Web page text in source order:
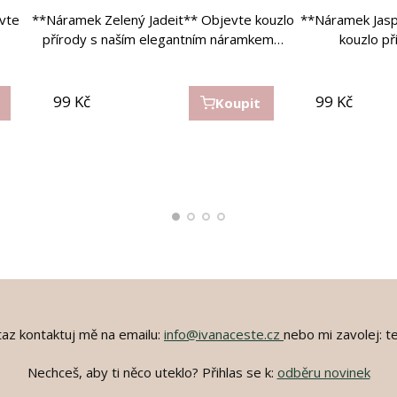
**Náramek Zelený Jadeit** Objevte kouzlo
přírody s naším elegantním náramkem…
99 Kč Koupit
**Náramek
kouzlo
99 Kč
Objevte kouzlo náramku z lapis lazuli, který
měří 18 cm.…
99 Kč Koupit
### Náramek z
cm
99 Kč
přívěškem I love my cat
Náramek jedinečnosti se stříbrným
Kč
250Kč Koupit
Náramek
všech
Kč
250Kč
je
Náramek vede k uvolnění urputnosti v
životě, jeho majitelku směřuje…
Kč
250Kč Koupit
Náramek ti
nejčistší
Kč
250Kč
kontaktuj mě na emailu: info@ivanaceste.cz nebo mi zavolej:
Nechceš, aby ti něco uteklo? Přihlas se k: odběru novinek